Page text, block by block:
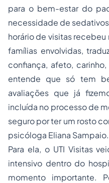
para o bem-estar do
necessidade de
horário de visitas
famílias envolvidas,
confiança, afeto,
entende que só tem
avaliações que já
incluída no processo de
seguro por ter um rosto
psicóloga Eliana Sampaio.
Para ela, o UTI Visitas
intensivo dentro do
momento importante.